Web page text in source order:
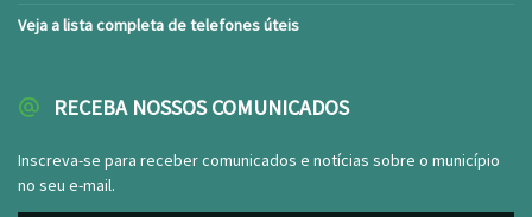
Veja a lista completa de telefones úteis
RECEBA NOSSOS COMUNICADOS
Inscreva-se para receber comunicados e notícias sobre o município
no seu e-mail.